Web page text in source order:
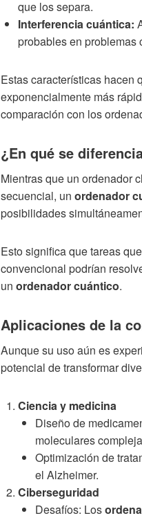
que los separa.
Interferencia cuántica:
probables en problemas
Estas características hacen
exponencialmente más
comparación con los
¿En qué se
Mientras que un ordenador
secuencial, un ordenador
posibilidades
Esto significa que tareas
convencional podrían
un ordenador cuántico.
Aplicaciones de la
Aunque su uso aún es
potencial de transformar
Ciencia y medicina
Diseño de
moleculares
Optimización de
el Alzheimer.
Ciberseguridad
Desafíos: Los